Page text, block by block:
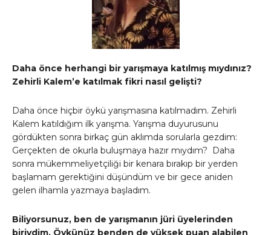
Daha önce herhangi bir yarışmaya katılmış mıydınız?
Zehirli Kalem’e katılmak fikri nasıl gelişti?
Daha önce hiçbir öykü yarışmasına katılmadım. Zehirli
Kalem katıldığım ilk yarışma. Yarışma duyurusunu
gördükten sonra birkaç gün aklımda sorularla gezdim:
Gerçekten de okurla buluşmaya hazır mıydım? Daha
sonra mükemmeliyetçiliği bir kenara bırakıp bir yerden
başlamam gerektiğini düşündüm ve bir gece aniden
gelen ilhamla yazmaya başladım.
Biliyorsunuz, ben de yarışmanın jüri üyelerinden
biriydim. Öykünüz benden de yüksek puan alabilen